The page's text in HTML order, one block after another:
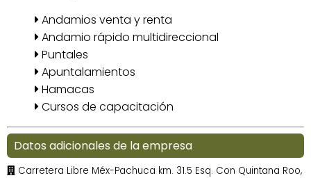
Andamios venta y renta
Andamio rápido multidireccional
Puntales
Apuntalamientos
Hamacas
Cursos de capacitación
Datos adicionales de la empresa
Carretera Libre Méx-Pachuca km. 31.5 Esq. Con Quintana Roo,